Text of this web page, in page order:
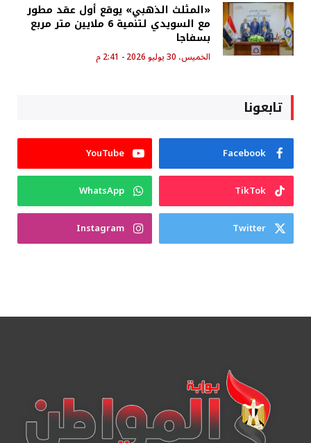
«المثلث الذهبي» يوقع أول عقد مطور
مع السويدي لتنمية 6 ملايين متر مربع
بسفاجا
الخميس، 30 يوليو 2026 - 2:41 م
تابعونا
Facebook
YouTube
TikTok
WhatsApp
Twitter
Instagram